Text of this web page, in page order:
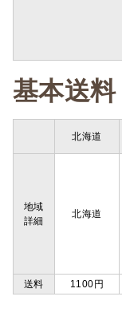
基本
北海道
地域
詳細
北海道
送料
1100円